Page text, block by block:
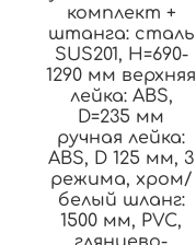
комплект +
штанга: сталь
SUS201, H=690-
1290 мм верхняя
лейка: ABS,
D=235 мм
ручная лейка:
ABS, D 125 мм, 3
режима, хром/
белый шланг:
1500 мм, PVC,